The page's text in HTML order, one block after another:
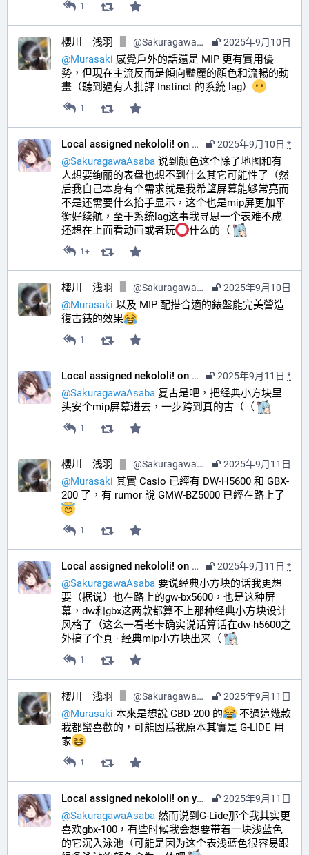
1
2025年9月10日
櫻川 浅羽 @SakuragawaAsaba@hub.sakuragawa.moe
@Murasaki 感覺戶外的話還是 MIP 更有實用優
勢，但現在主流反而是傾向豔麗的顏色和流暢的動
畫（聽到過有人批評 Instinct 的系統 lag）
1
2025年9月10日 *
Local assigned nekololi! on your timeline :nacholook:
@SakuragawaAsaba 说到颜色这个除了地图和有
人想要绚丽的表盘也想不到什么其它可能性了（然
后我自己本身有个需求就是我希望屏幕能够常亮而
不是还需要什么抬手显示，这个也是mip屏更加平
衡好续航，至于系统lag这事我寻思一个表难不成
还想在上面看动画或者玩
什么的（
1+
2025年9月10日
櫻川 浅羽 @SakuragawaAsaba@hub.sakuragawa.moe
@Murasaki 以及 MIP 配搭合適的錶盤能完美營造
復古錶的效果
1
2025年9月11日 *
Local assigned nekololi! on your timeline :nacholook:
@SakuragawaAsaba 复古是吧，把经典小方块里
头安个mip屏幕进去，一步跨到真的古（（
1
2025年9月11日
櫻川 浅羽 @SakuragawaAsaba@hub.sakuragawa.moe
@Murasaki 其實 Casio 已經有 DW-H5600 和 GBX-
200 了，有 rumor 說 GMW-BZ5000 已經在路上了
1
2025年9月11日 *
Local assigned nekololi! on your timeline :nacholook:
@SakuragawaAsaba 要说经典小方块的话我更想
要（据说）也在路上的gw-bx5600，也是这种屏
幕，dw和gbx这两款都算不上那种经典小方块设计
风格了（这么一看老卡确实说话算话在dw-h5600之
外搞了个真 · 经典mip小方块出来（
1
2025年9月11日
櫻川 浅羽 @SakuragawaAsaba@hub.sakuragawa.moe
@Murasaki 本來是想說 GBD-200 的
不過這幾款
我都蠻喜歡的，可能因爲我原本其實是 G-LIDE 用
家
1
2025年9月11日
Local assigned nekololi! on your timeline :nacholook:
@SakuragawaAsaba 然而说到G-Lide那个我其实更
喜欢gbx-100，有些时候我会想要带着一块浅蓝色
的它沉入泳池（可能是因为这个表浅蓝色很容易跟